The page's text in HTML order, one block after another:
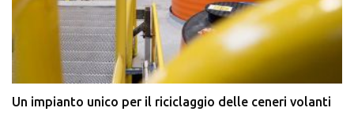
Un impianto unico per il riciclaggio delle ceneri volanti